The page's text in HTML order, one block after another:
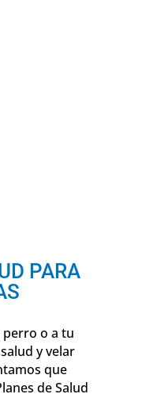
PARA
o a tu
y velar
que
de Salud